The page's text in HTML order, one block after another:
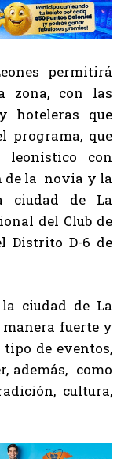
permitirá
zona, con las
hoteleras que
programa, que
con
de la novia y la
ciudad de La
del Club de
Distrito D-6 de
ciudad de La
manera fuerte y
de eventos,
además, como
cultura,